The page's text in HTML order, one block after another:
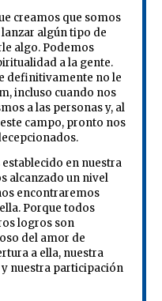
creamos que somos
algún tipo de
algo. Podemos
a la gente.
definitivamente no le
incluso cuando nos
a las personas y, al
campo, pronto nos
en nuestra
alcanzado un nivel
encontraremos
Porque todos
logros son
del amor de
a ella, nuestra
nuestra participación